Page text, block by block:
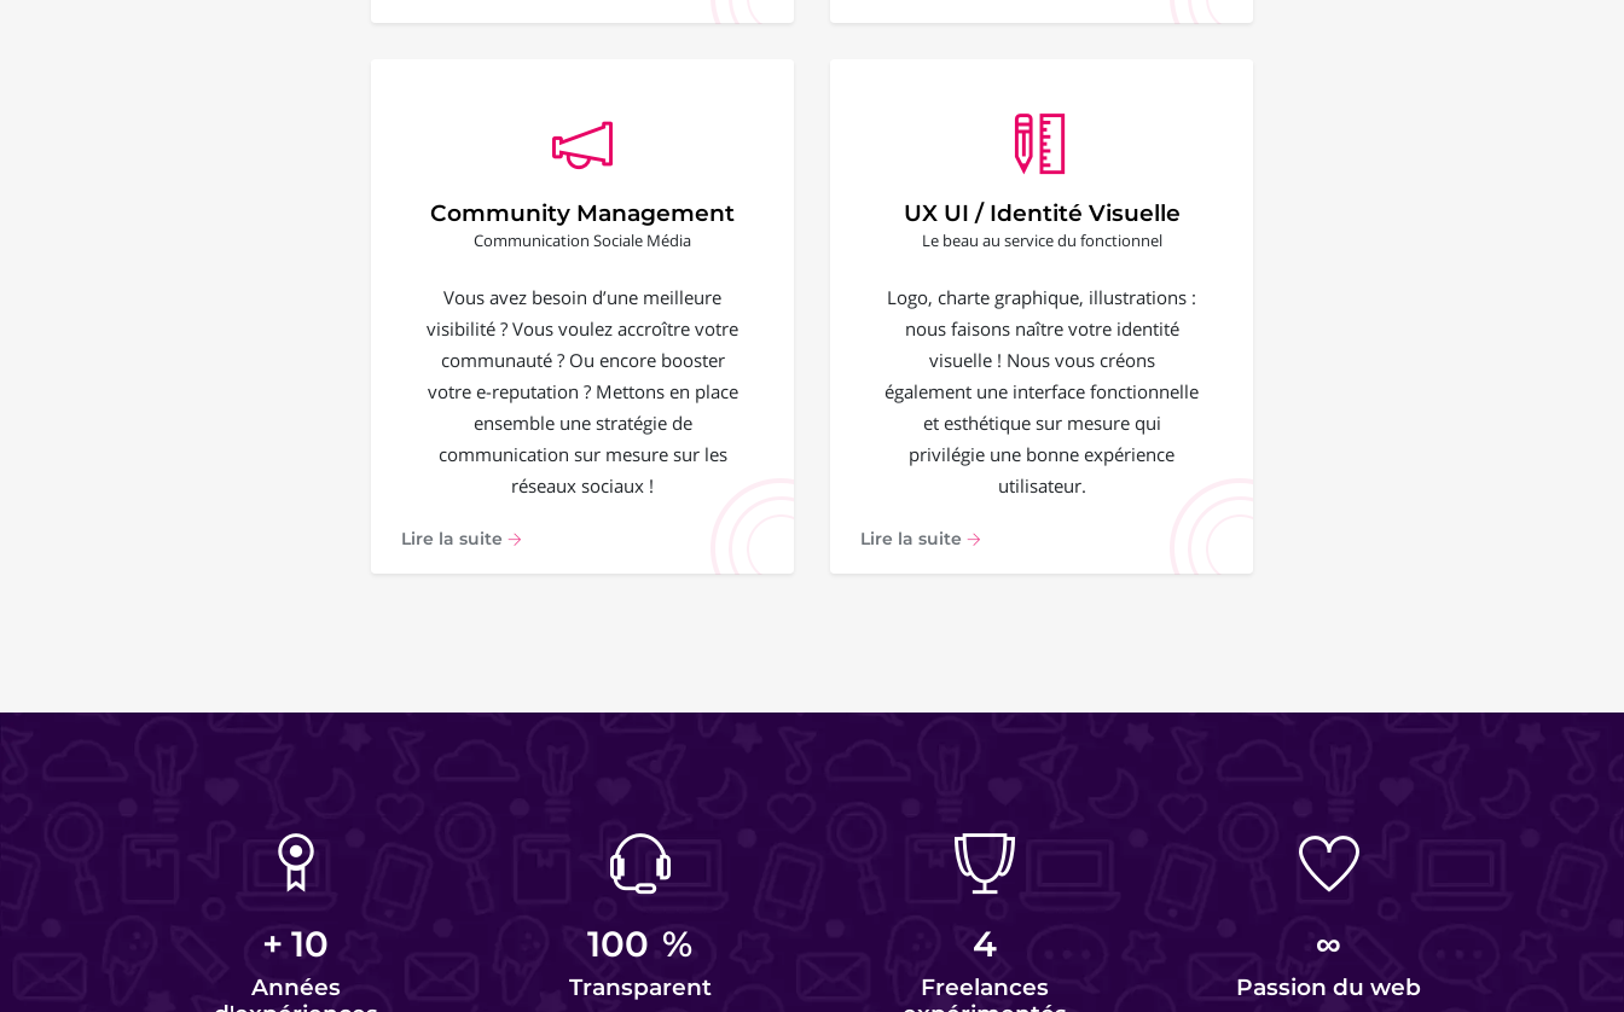
Community Management
Communication Sociale Média
Vous avez besoin d’une meilleure
visibilité ? Vous voulez accroître votre
communauté ? Ou encore booster
votre e-reputation ? Mettons en place
ensemble une stratégie de
communication sur mesure sur les
réseaux sociaux !
Lire la suite
UX UI / Identité Visuelle
Le beau au service du fonctionnel
Logo, charte graphique, illustrations :
nous faisons naître votre identité
visuelle ! Nous vous créons
également une interface fonctionnelle
et esthétique sur mesure qui
privilégie une bonne expérience
utilisateur.
Lire la suite
+ 10
Années
100 %
Transparent
4
Freelances
∞
Passion du web